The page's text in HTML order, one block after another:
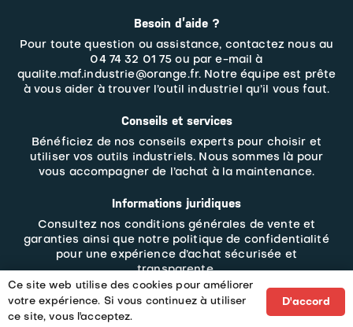
Besoin d’aide ?
Pour toute question ou assistance, contactez nous au
04 74 32 01 75 ou par e-mail à
qualite.maf.industrie@orange.fr. Notre équipe est prête
à vous aider à trouver l’outil industriel qu’il vous faut.
Conseils et services
Bénéficiez de nos conseils experts pour choisir et
utiliser vos outils industriels. Nous sommes là pour
vous accompagner de l’achat à la maintenance.
Informations juridiques
Consultez nos conditions générales de vente et
garanties ainsi que notre politique de confidentialité
pour une expérience d’achat sécurisée et
transparente.
Tous droits réservés MAF INDUSTRIE – 2023 – un site web
e-commerce SITI
Ce site web utilise des cookies pour améliorer
votre expérience. Si vous continuez à utiliser
ce site, vous l'acceptez.
D'accord